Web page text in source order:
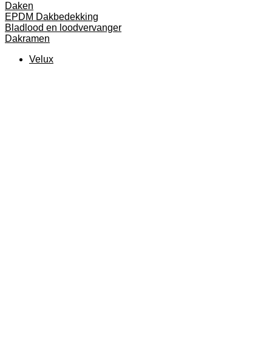
Daken
EPDM Dakbedekking
Bladlood en loodvervanger
Dakramen
Velux